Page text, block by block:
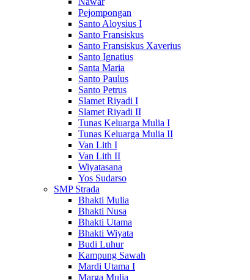
Pejompongan
Santo Aloysius I
Santo Fransiskus
Santo Fransiskus Xaverius
Santo Ignatius
Santa Maria
Santo Paulus
Santo Petrus
Slamet Riyadi I
Slamet Riyadi II
Tunas Keluarga Mulia I
Tunas Keluarga Mulia II
Van Lith I
Van Lith II
Wiyatasana
Yos Sudarso
SMP Strada
Bhakti Mulia
Bhakti Nusa
Bhakti Utama
Bhakti Wiyata
Budi Luhur
Kampung Sawah
Mardi Utama I
Marga Mulia